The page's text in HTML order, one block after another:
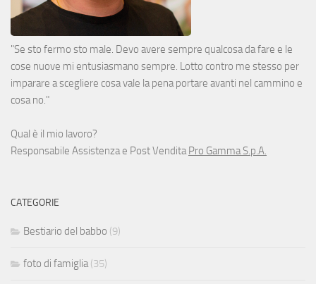
"Se sto fermo sto male. Devo avere sempre qualcosa da fare e le
cose nuove mi entusiasmano sempre. Lotto contro me stesso per
imparare a scegliere cosa vale la pena portare avanti nel cammino e
cosa no."
Qual è il mio lavoro?
Responsabile Assistenza e Post Vendita Pro Gamma S.p.A.
CATEGORIE
Bestiario del babbo (9)
foto di famiglia(35)